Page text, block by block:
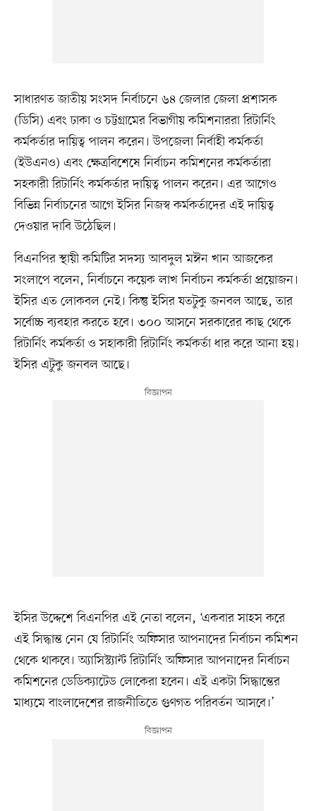
সাধারণত জাতীয় সংসদ নির্বাচনে ৬৪ জেলার জেলা প্রশাসক
(ডিসি) এবং ঢাকা ও চট্টগ্রামের বিভাগীয় কমিশনাররা রিটার্নিং
কর্মকর্তার দায়িত্ব পালন করেন। উপজেলা নির্বাহী কর্মকর্তা
(ইউএনও) এবং ক্ষেত্রবিশেষে নির্বাচন কমিশনের কর্মকর্তারা
সহকারী রিটার্নিং কর্মকর্তার দায়িত্ব পালন করেন। এর আগেও
বিভিন্ন নির্বাচনের আগে ইসির নিজস্ব কর্মকর্তাদের এই দায়িত্ব
দেওয়ার দাবি উঠেছিল।
বিএনপির স্থায়ী কমিটির সদস্য আবদুল মঈন খান আজকের
সংলাপে বলেন, নির্বাচনে কয়েক লাখ নির্বাচন কর্মকর্তা প্রয়োজন।
ইসির এত লোকবল নেই। কিন্তু ইসির যতটুকু জনবল আছে, তার
সর্বোচ্চ ব্যবহার করতে হবে। ৩০০ আসনে সরকারের কাছ থেকে
রিটার্নিং কর্মকর্তা ও সহাকারী রিটার্নিং কর্মকর্তা ধার করে আনা হয়।
ইসির এটুকু জনবল আছে।
ইসির উদ্দেশে বিএনপির এই নেতা বলেন, ‘একবার সাহস করে
এই সিদ্ধান্ত নেন যে রিটার্নিং অফিসার আপনাদের নির্বাচন কমিশন
থেকে থাকবে। অ্যাসিস্ট্যান্ট রিটার্নিং অফিসার আপনাদের নির্বাচন
কমিশনের ডেডিক্যাটেড লোকেরা হবেন। এই একটা সিদ্ধান্তের
মাধ্যমে বাংলাদেশের রাজনীতিতে গুণগত পরিবর্তন আসবে।’